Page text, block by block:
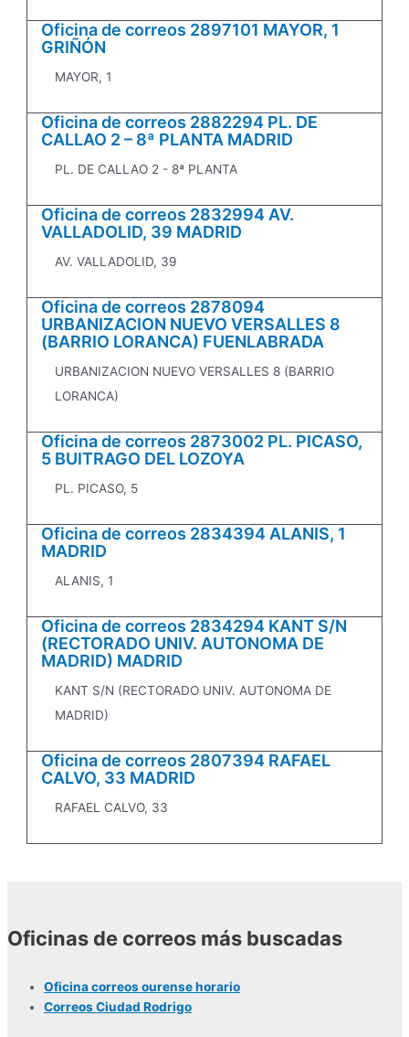
Oficina de correos 2897101 MAYOR, 1
GRIÑÓN
MAYOR, 1
Oficina de correos 2882294 PL. DE
CALLAO 2 – 8ª PLANTA MADRID
PL. DE CALLAO 2 - 8ª PLANTA
Oficina de correos 2832994 AV.
VALLADOLID, 39 MADRID
AV. VALLADOLID, 39
Oficina de correos 2878094
URBANIZACION NUEVO VERSALLES 8
(BARRIO LORANCA) FUENLABRADA
URBANIZACION NUEVO VERSALLES 8 (BARRIO
LORANCA)
Oficina de correos 2873002 PL. PICASO,
5 BUITRAGO DEL LOZOYA
PL. PICASO, 5
Oficina de correos 2834394 ALANIS, 1
MADRID
ALANIS, 1
Oficina de correos 2834294 KANT S/N
(RECTORADO UNIV. AUTONOMA DE
MADRID) MADRID
KANT S/N (RECTORADO UNIV. AUTONOMA DE
MADRID)
Oficina de correos 2807394 RAFAEL
CALVO, 33 MADRID
RAFAEL CALVO, 33
Oficinas de correos más buscadas
Oficina correos ourense horario
Correos Ciudad Rodrigo